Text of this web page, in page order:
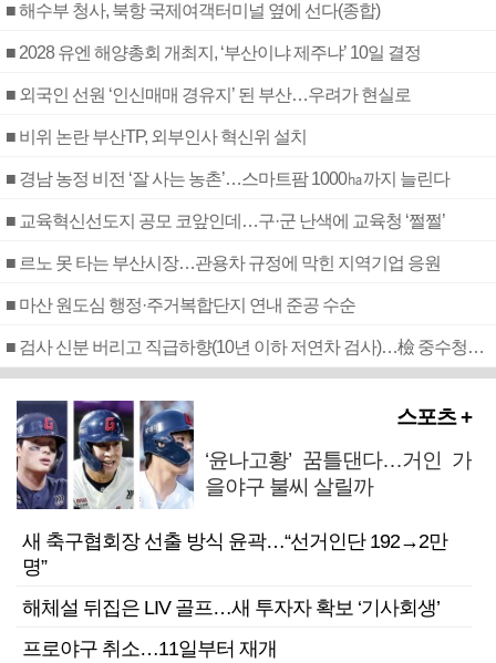
■ 해수부 청사, 북항 국제여객터미널 옆에 선다(종합)
■ 2028 유엔 해양총회 개최지, ‘부산이냐 제주냐’ 10일 결정
■ 외국인 선원 ‘인신매매 경유지’ 된 부산…우려가 현실로
■ 비위 논란 부산TP, 외부인사 혁신위 설치
■ 경남 농정 비전 ‘잘 사는 농촌’…스마트팜 1000㏊까지 늘린다
■ 교육혁신선도지 공모 코앞인데…구·군 난색에 교육청 ‘쩔쩔’
■ 르노 못 타는 부산시장…관용차 규정에 막힌 지역기업 응원
■ 마산 원도심 행정·주거복합단지 연내 준공 수순
■ 검사 신분 버리고 직급하향(10년 이하 저연차 검사)…檢 중수청행 기피
스포츠 +
‘윤나고황’ 꿈틀댄다…거인 가
을야구 불씨 살릴까
새 축구협회장 선출 방식 윤곽…“선거인단 192→2만
명”
해체설 뒤집은 LIV 골프…새 투자자 확보 ‘기사회생’
프로야구 취소…11일부터 재개